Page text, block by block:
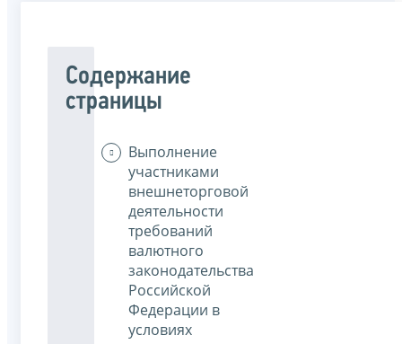
Содержание
страницы
Выполнение
участниками
внешнеторговой
деятельности
требований
валютного
законодательства
Российской
Федерации в
условиях